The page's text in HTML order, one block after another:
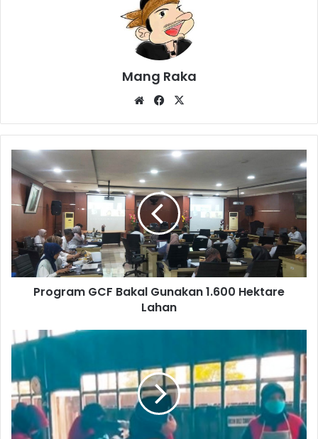
Mang Raka
WebsiteFacebook
Program
GCF
Bakal
Gunakan
1.600
Hektare
Lahan
Program GCF Bakal Gunakan 1.600 Hektare
Lahan
Belajar
Pengolahan
Sampah
ke
Banyumas